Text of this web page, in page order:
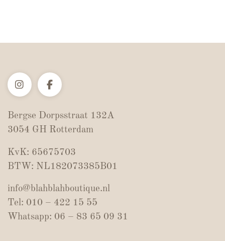
Bergse Dorpsstraat 132A
3054 GH Rotterdam
KvK: 65675703
BTW: NL182073385B01
info@blahblahboutique.nl
Tel: 010 – 422 15 55
Whatsapp: 06 – 83 65 09 31